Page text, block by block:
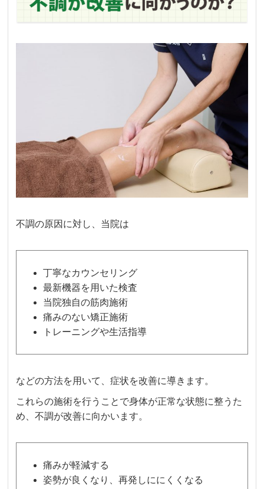
不調の原因に対し、当院は
丁寧なカウンセリング
最新機器を用いた検査
当院独自の筋肉施術
痛みのない矯正施術
トレーニングや生活指導
などの方法を用いて、症状を改善に導きます。
これらの施術を行うことで身体が正常な状態に整うた
め、不調が改善に向かいます。
痛みが軽減する
姿勢が良くなり、再発しににくくなる